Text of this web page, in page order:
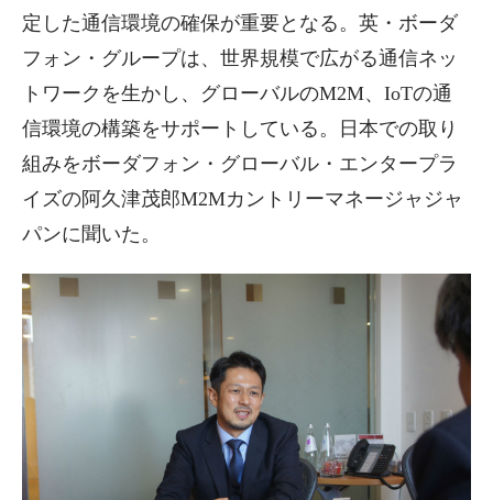
定した通信環境の確保が重要となる。英・ボーダ
フォン・グループは、世界規模で広がる通信ネッ
トワークを生かし、グローバルのM2M、IoTの通
信環境の構築をサポートしている。日本での取り
組みをボーダフォン・グローバル・エンタープラ
イズの阿久津茂郎M2Mカントリーマネージャジャ
パンに聞いた。